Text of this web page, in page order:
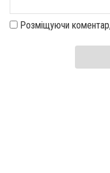
Розміщуючи